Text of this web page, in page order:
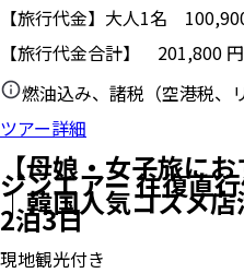
【旅行代金】大人1名
【旅行代金合計】 201,800 円
燃油込み、諸税（空港税、
ツアー詳細
【母娘・女子旅に
ジンエアー 往復直
｜韓国人気コスメ
2泊3日
現地観光付き